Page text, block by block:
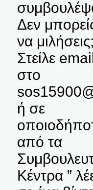
Δεν
να μιλήσεις;
Στείλε
στο
ή σε
από τα
Κέντρα ”